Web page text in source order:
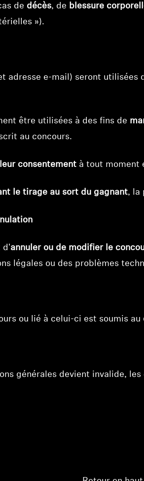
de décès, de blessure
»).
adresse e-mail) seront utilisées
être utilisées à des fins de
au concours.
consentement à tout moment
le tirage au sort du gagnant, la
d'annuler ou de modifier le
légales ou des problèmes
ou lié à celui-ci est soumis au
générales devient invalide,